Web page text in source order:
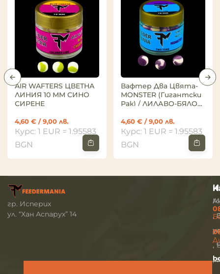
AIR WAFTERS ЦВЕТНА
ЛИНИЯ 10 ММ СИНО
СИРЕНЕ
4,60 € / 9,00 лв.
Курс: 1 EUR = 1.95583
BGN
Вафтер Два Цвята-
MONSTER (гигантски
Рак) / ЛИЛАВО-БЯЛО
4,60 € / 9,00 лв.
Курс: 1 EUR = 1.95583
BGN
гр. Исперих
ул. “Хан Аспарух” 14